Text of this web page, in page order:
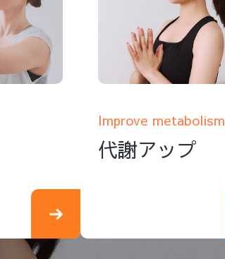
Improve metabolism
代謝アップ